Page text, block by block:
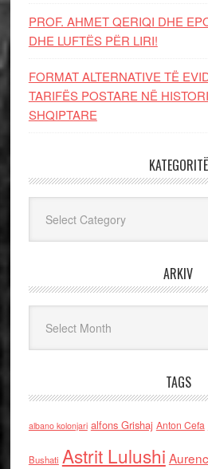
PROF. AHMET QERIQI DHE
DHE LUFTЁS PЁR LIRI!
FORMAT ALTERNATIVE TË
TARIFËS POSTARE NË
SHQIPTARE
KATEGORITË
ARKIV
TAGS
albano kolonjari alfons Grishaj Anton Cefa
Bushati Astrit Lulushi